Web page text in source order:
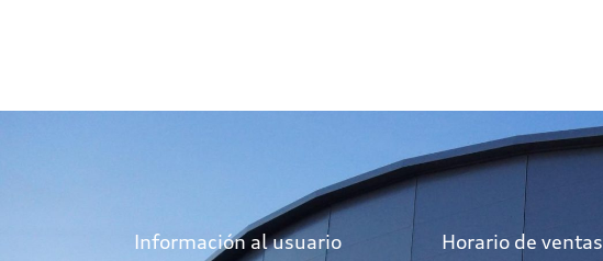
Información al usuario Horario de ventas